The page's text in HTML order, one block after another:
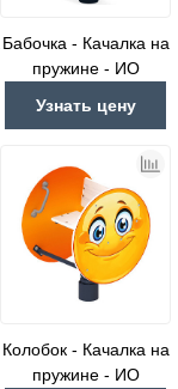
Бабочка - Качалка на
пружине - ИО
Узнать цену
Колобок - Качалка на
пружине - ИО